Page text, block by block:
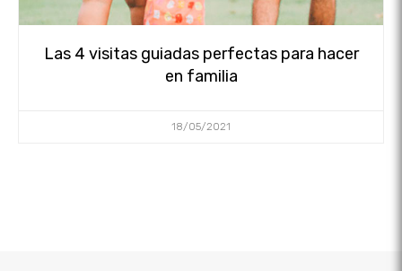
Las 4 visitas guiadas perfectas para hacer
en familia
18/05/2021